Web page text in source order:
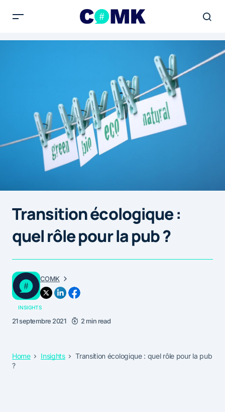
Transition écologique :
quel rôle pour la pub ?
COMK
INSIGHTS
21 septembre 2021 2 min read
Home Insights
Transition écologique : quel rôle pour la pub
?